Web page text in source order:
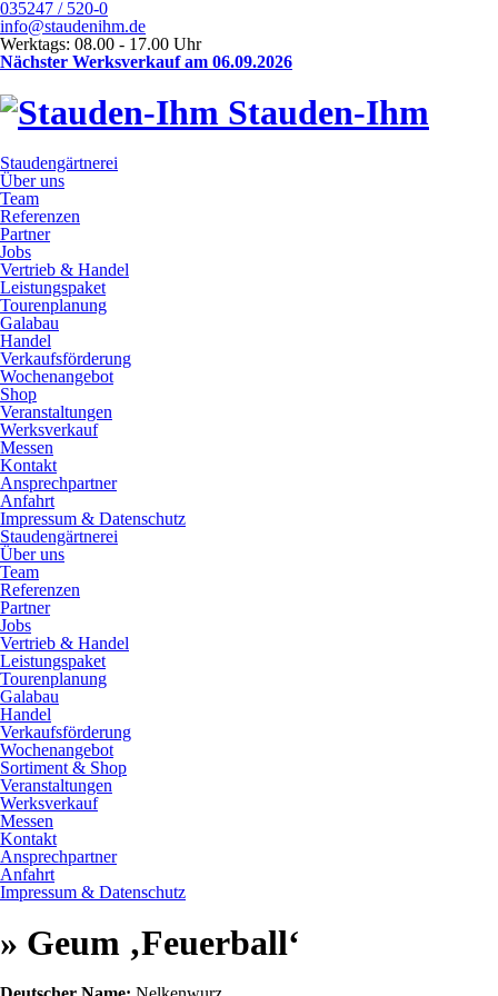
035247 / 520-0
info@staudenihm.de
Werktags: 08.00 - 17.00 Uhr
Nächster Werksverkauf am 06.09.2026
Stauden-Ihm
Staudengärtnerei
Über uns
Team
Referenzen
Partner
Jobs
Vertrieb & Handel
Leistungspaket
Tourenplanung
Galabau
Handel
Verkaufsförderung
Wochenangebot
Shop
Veranstaltungen
Werksverkauf
Messen
Kontakt
Ansprechpartner
Anfahrt
Impressum & Datenschutz
Staudengärtnerei
Über uns
Team
Referenzen
Partner
Jobs
Vertrieb & Handel
Leistungspaket
Tourenplanung
Galabau
Handel
Verkaufsförderung
Wochenangebot
Sortiment & Shop
Veranstaltungen
Werksverkauf
Messen
Kontakt
Ansprechpartner
Anfahrt
Impressum & Datenschutz
» Geum ‚Feuerball‘